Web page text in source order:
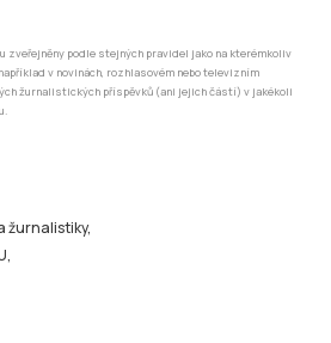
podle stejných pravidel jako na kterémkoliv
v novinách, rozhlasovém nebo televizním
žurnalistických příspěvků (ani jejich částí) v jakékoli
žurnalistiky,